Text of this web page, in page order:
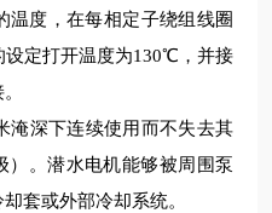
度，在每相定子绕组线圈
设定打开温度为130℃，并接
淹深下连续使用而不失去其
）。潜水电机能够被周围泵
套或外部冷却系统。